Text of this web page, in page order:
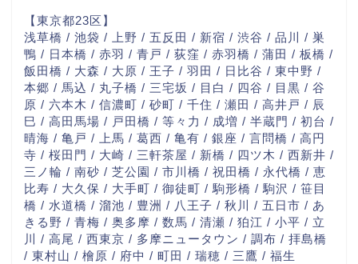
【東京都23区】
浅草橋 / 池袋 / 上野 / 五反田 / 新宿 / 渋谷 / 品川 / 巣
鴨 / 日本橋 / 赤羽 / 青戸 / 荻窪 / 赤羽橋 / 蒲田 / 板橋 /
飯田橋 / 大森 / 大原 / 王子 / 羽田 / 日比谷 / 東中野 /
本郷 / 馬込 / 丸子橋 / 三宅坂 / 目白 / 四谷 / 目黒 / 谷
原 / 六本木 / 信濃町 / 砂町 / 千住 / 瀬田 / 高井戸 / 辰
巳 / 高田馬場 / 戸田橋 / 等々力 / 成増 / 半蔵門 / 初台 /
晴海 / 亀戸 / 上馬 / 葛西 / 亀有 / 銀座 / 言問橋 / 高円
寺 / 桜田門 / 大崎 / 三軒茶屋 / 新橋 / 四ツ木 / 西新井 /
三ノ輪 / 南砂 / 芝公園 / 市川橋 / 祝田橋 / 永代橋 / 恵
比寿 / 大久保 / 大手町 / 御徒町 / 駒形橋 / 駒沢 / 笹目
橋 / 水道橋 / 溜池 / 豊洲 / 八王子 / 秋川 / 五日市 / あ
きる野 / 青梅 / 奥多摩 / 数馬 / 清瀬 / 狛江 / 小平 / 立
川 / 高尾 / 西東京 / 多摩ニュータウン / 調布 / 拝島橋
/ 東村山 / 檜原 / 府中 / 町田 / 瑞穂 / 三鷹 / 福生